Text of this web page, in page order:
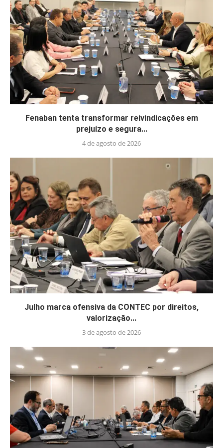
Fenaban tenta transformar reivindicações em
prejuízo e segura...
4 de agosto de 2026
Julho marca ofensiva da CONTEC por direitos,
valorização...
3 de agosto de 2026